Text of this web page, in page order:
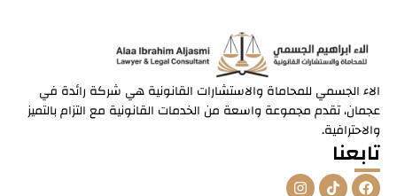
الاء الجسمي للمحاماة والاستشارات القانونية هي شركة رائدة في
عجمان، تقدم مجموعة واسعة من الخدمات القانونية مع التزام بالتميز
والاحترافية.
تابعنا
F
T
I